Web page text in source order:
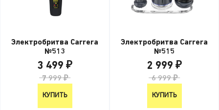
Электробритва Carrera
№513
3 499 ₽
7 999 ₽
КУПИТЬ
Электробритва Carrera
№515
2 999 ₽
6 999 ₽
КУПИТЬ